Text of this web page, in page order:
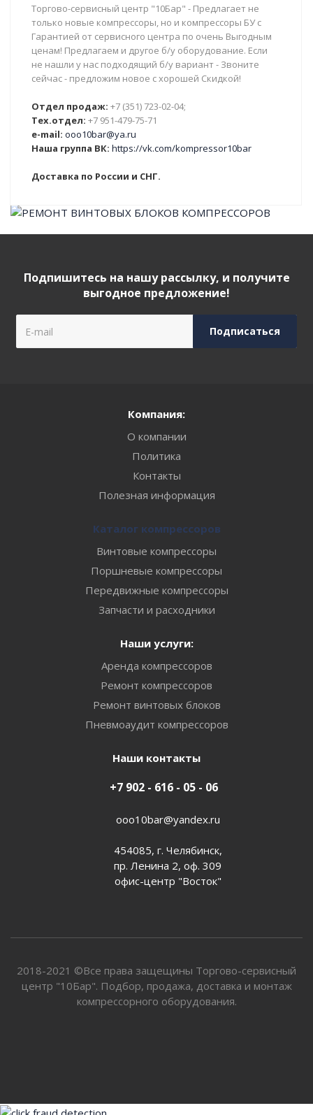
Торгово-сервисный центр "10Бар" - Предлагает не
только новые компрессоры, но и компрессоры БУ с
Гарантией от сервисного центра по очень Выгодным
ценам! Предлагаем и другое б/у оборудование. Если
не нашли у нас подходящий б/у вариант - Звоните
сейчас - предложим новое с хорошей Скидкой!
Отдел продаж: +7 (351) 723-02-04;
Тех.отдел: +7 951-479-75-71
e-mail: ooo10bar@ya.ru
Наша группа ВК: https://vk.com/kompressor10bar
Доставка по России и СНГ.
Подпишитесь на нашу рассылку, и получите
выгодное предложение!
Компания:
О компании
Политика
Контакты
Полезная информация
Каталог компрессоров
Винтовые компрессоры
Поршневые компрессоры
Передвижные компрессоры
Запчасти и расходники
Наши услуги:
Аренда компрессоров
Ремонт компрессоров
Ремонт винтовых блоков
Пневмоаудит компрессоров
Наши контакты
+7 902 - 616 - 05 - 06
ooo10bar@yandex.ru
454085, г. Челябинск,
пр. Ленина 2, оф. 309
офис-центр "Восток"
2018-2021 ©Все права защещины Торгово-сервисный
центр "10Бар". Подбор, продажа, доставка и монтаж
компрессорного оборудования.